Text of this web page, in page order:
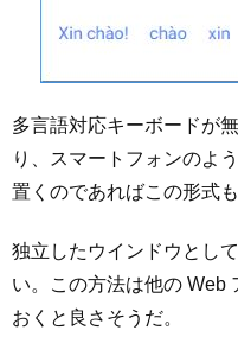
多言語対応キーボードが
り、スマートフォンのよ
置くのであればこの形式
独立したウインドウとし
い。この方法は他の Web
おくと良さそうだ。